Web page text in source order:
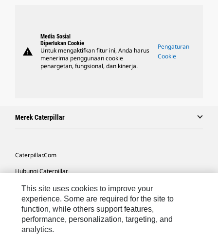
warning
Media Sosial
Diperlukan Cookie
Untuk mengaktifkan fitur ini, Anda harus
menerima penggunaan cookie
penargetan, fungsional, dan kinerja.
Pengaturan
Cookie
Merek Caterpillar
Caterpillar.com
Hubungi Caterpillar
Preferensi Pemasaran Saya
Peta Situs
Cookie Settings
This site uses cookies to improve your
experience. Some are required for the site to
function, while others support features,
performance, personalization, targeting, and
analytics.